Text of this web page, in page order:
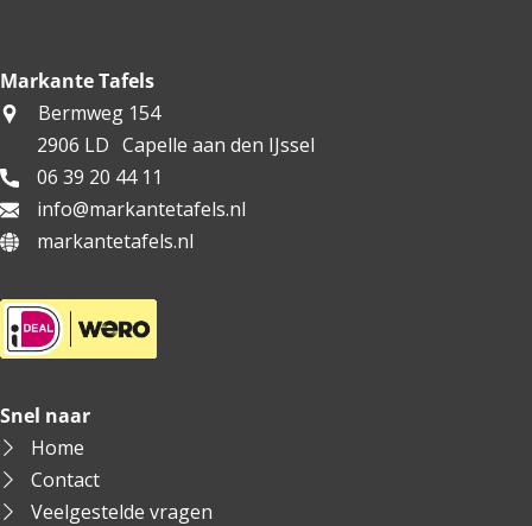
Markante Tafels
Bermweg 154
2906 LD Capelle aan den IJssel
06 39 20 44 11
info@markantetafels.nl
markantetafels.nl
Snel naar
Home
Contact
Veelgestelde vragen